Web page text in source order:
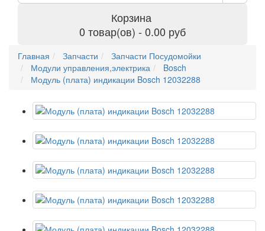
Корзина
0 товар(ов) - 0.00 руб
Главная Запчасти
Запчасти Посудомойки
Модули управления,электрика
Bosch
Модуль (плата) индикации Bosch 12032288